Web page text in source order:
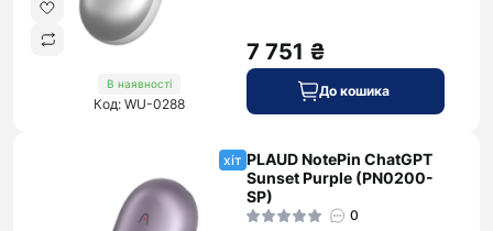
В наявності
Код: WU-0288
7 751 ₴
До кошика
хіт PLAUD NotePin ChatGPT
Sunset Purple (PN0200-
SP)
0